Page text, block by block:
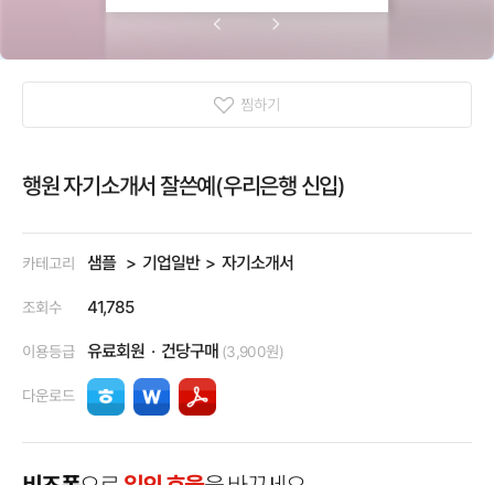
찜하기
행원 자기소개서 잘쓴예(우리은행 신입)
카테고리 샘플 기업일반 자기소개서
조회수 41,785
이용등급 유료회원 건당구매 (3,900원)
다운로드